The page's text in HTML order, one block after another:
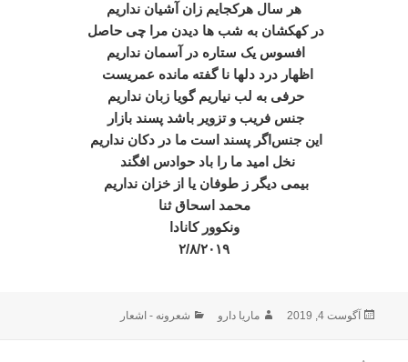
هر سال هر‌کجایم زان آشیان نداریم
در کهکشان به شب ها دیدن مرا چی حاصل
افسوس یک ستاره در آسمان نداریم
اظهار درد دلها نا گفته مانده عمریست
حرفی به لب نیاریم گویا زبان نداریم
جنس فریب و تزویر باشد پسند بازار
این جنس‌اگر پسند است ما در دکان نداریم
نخل امید ما را باد حوادس افگند
بیمی دیگر ز طوفان یا از خزان نداریم
محمد اسحاق ثنا
ونکوور کانادا
۲/۸/۲۰۱۹
ارسال
آگوست 4, 2019 نویسنده
ماریا دارو دسته‌ها
شعرونه - اشعار